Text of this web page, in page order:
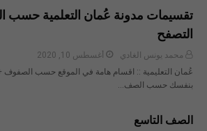
تقسيمات مدونة عُمان التعلمية حسب
التصفح
محمد يونس الغادي
أغسطس 10, 2020
عُمان التعليمية :: اقسام هامة في الموقع حسب الصفوف
بنفسك حسب الصف…
الصف التاسع